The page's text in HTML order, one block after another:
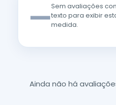
—Sem avaliações
texto para exibir
medida.
Ainda não há